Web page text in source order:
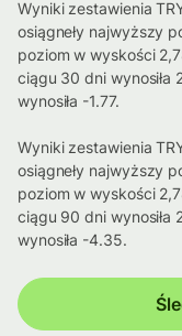
Wyniki zestawienia
osiągneły najwyższy
poziom w wyskości
ciągu 30 dni wynosiła
wynosiła -1.77.
Wyniki zestawienia
osiągneły najwyższy
poziom w wyskości
ciągu 90 dni wynosiła
wynosiła -4.35.